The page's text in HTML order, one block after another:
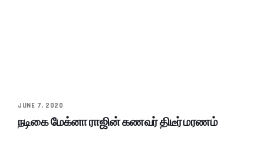
JUNE 7, 2020
நடிகை மேக்னா ராஜின் கணவர் திடீர் மரணம்